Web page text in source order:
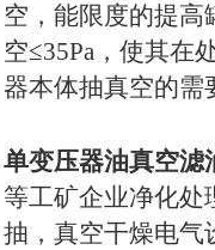
空，能限度的提高
空≤35Pa，使其在
器本体抽真空的需
单变压器油真空滤
等工矿企业净化处
抽，真空干燥电气